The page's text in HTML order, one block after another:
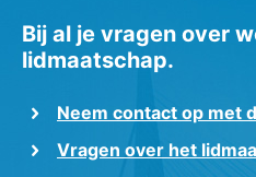
Bij al je vragen over
lidmaatschap.
Neem contact op met
Vragen over het